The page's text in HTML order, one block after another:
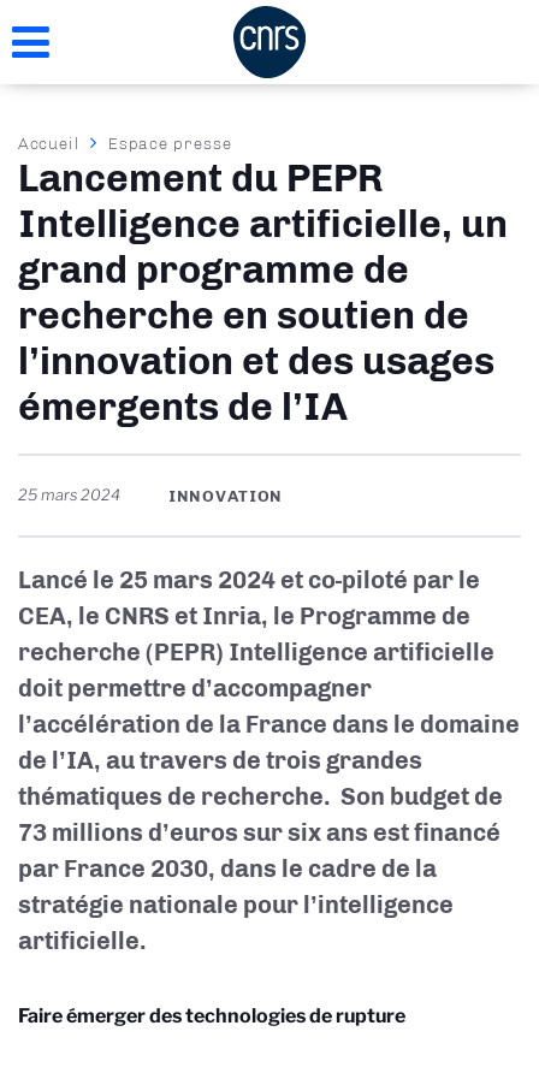
au
Fil
d'Ariane
Accueil Espace presse
Lancement du PEPR
Intelligence artificielle, un
grand programme de
recherche en soutien de
l’innovation et des usages
émergents de l’IA
25 mars 2024 INNOVATION
Lancé le 25 mars 2024 et co-piloté par le
CEA, le CNRS et Inria, le Programme de
recherche (PEPR) Intelligence artificielle
doit permettre d’accompagner
l’accélération de la France dans le domaine
de l’IA, au travers de trois grandes
thématiques de recherche. Son budget de
73 millions d’euros sur six ans est financé
par France 2030, dans le cadre de la
stratégie nationale pour l’intelligence
artificielle.
Faire émerger des technologies de rupture